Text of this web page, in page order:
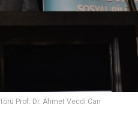
Prof. Dr. Ahmet Vecdi Can